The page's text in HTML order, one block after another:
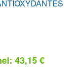
43,15 €